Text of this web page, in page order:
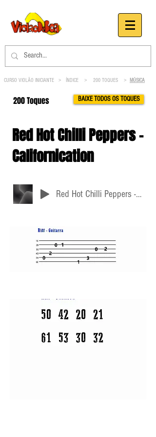
CURSO VIOLÃO INICIANTE > ÍNDICE > 200 TOQUES > MÚSICA
200 Toques BAIXE TODOS OS TOQUES
Red Hot Chilli Peppers -
Californication
Red Hot Chilli Peppers - Californication